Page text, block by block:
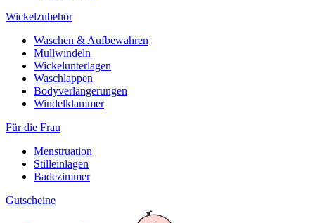
Wickelzubehör
Waschen & Aufbewahren
Mullwindeln
Wickelunterlagen
Waschlappen
Bodyverlängerungen
Windelklammer
Für die Frau
Menstruation
Stilleinlagen
Badezimmer
Gutscheine